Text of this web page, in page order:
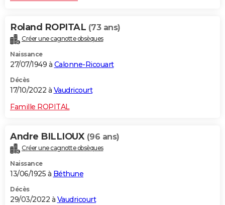
Roland ROPITAL (73 ans)
Créer une cagnotte obsèques
Naissance
27/07/1949 à Calonne-Ricouart
Décès
17/10/2022 à Vaudricourt
Famille ROPITAL
Andre BILLIOUX (96 ans)
Créer une cagnotte obsèques
Naissance
13/06/1925 à Béthune
Décès
29/03/2022 à Vaudricourt